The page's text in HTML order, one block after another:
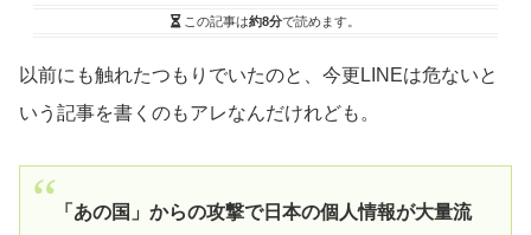
この記事は約8分で読めます。
以前にも触れたつもりでいたのと、今更LINEは危ないと
いう記事を書くのもアレなんだけれども。
「あの国」からの攻撃で日本の個人情報が大量流